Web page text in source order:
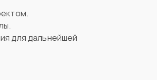
для дальнейшей